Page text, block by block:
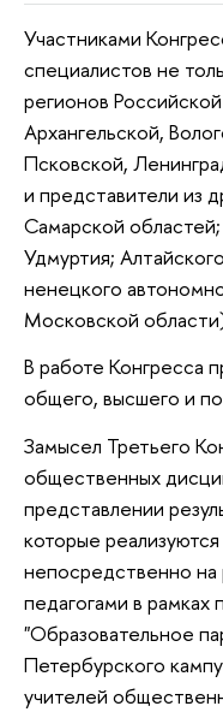
Участниками
специалистов не
регионов
Архангельской,
Псковской,
и представители из
Самарской
Удмуртия;
ненецкого
Московской
В работе Конгресса
общего, высшего и
Замысел Третьего
общественных
представлении
которые
непосредственно на
педагогами в рамках
"Образовательное
Петербурского
учителей